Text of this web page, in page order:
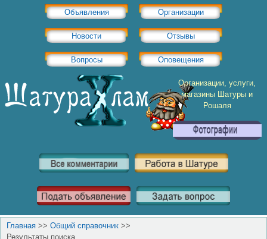
Объявления Организации
Новости Отзывы
Вопросы Оповещения
Организации, услуги,
магазины Шатуры и
Рошаля
Главная >> Общий справочник >>
Результаты поиска